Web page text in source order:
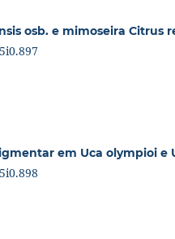
osb. e mimoseira Citrus
em Uca olympioi e